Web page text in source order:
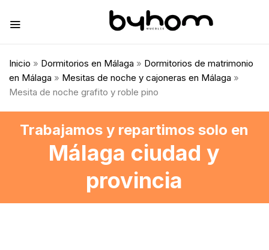
Inicio » Dormitorios en Málaga » Dormitorios de matrimonio
en Málaga » Mesitas de noche y cajoneras en Málaga »
Mesita de noche grafito y roble pino
Trabajamos y repartimos solo en
Málaga ciudad y
provincia